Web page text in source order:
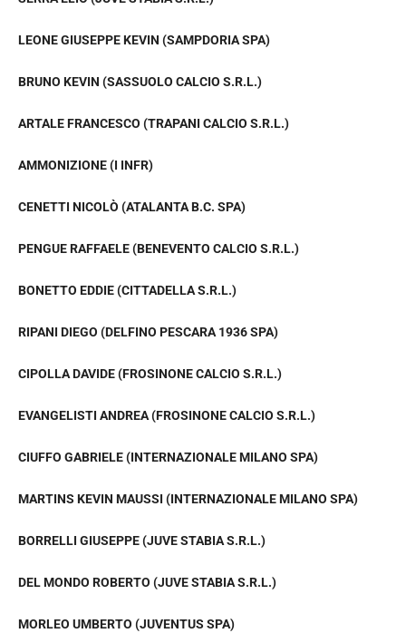
LEONE GIUSEPPE KEVIN (SAMPDORIA SPA)
BRUNO KEVIN (SASSUOLO CALCIO S.R.L.)
ARTALE FRANCESCO (TRAPANI CALCIO S.R.L.)
AMMONIZIONE (I INFR)
CENETTI NICOLÒ (ATALANTA B.C. SPA)
PENGUE RAFFAELE (BENEVENTO CALCIO S.R.L.)
BONETTO EDDIE (CITTADELLA S.R.L.)
RIPANI DIEGO (DELFINO PESCARA 1936 SPA)
CIPOLLA DAVIDE (FROSINONE CALCIO S.R.L.)
EVANGELISTI ANDREA (FROSINONE CALCIO S.R.L.)
CIUFFO GABRIELE (INTERNAZIONALE MILANO SPA)
MARTINS KEVIN MAUSSI (INTERNAZIONALE MILANO SPA)
BORRELLI GIUSEPPE (JUVE STABIA S.R.L.)
DEL MONDO ROBERTO (JUVE STABIA S.R.L.)
MORLEO UMBERTO (JUVENTUS SPA)